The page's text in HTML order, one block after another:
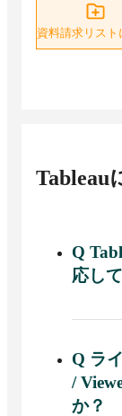
資料請求リスト
Tableau
Q
応し
A
ており
ベート
態を選
Q ラ
/
か？